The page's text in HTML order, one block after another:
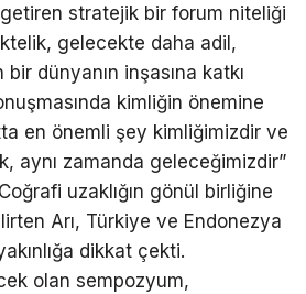
stratejik bir forum niteliği
gelecekte daha adil,
bir dünyanın inşasına katkı
kimliğin önemine
en önemli şey kimliğimizdir ve
aynı zamanda geleceğimizdir”
uzaklığın gönül birliğine
Arı, Türkiye ve Endonezya
dikkat çekti.
olan sempozyum,